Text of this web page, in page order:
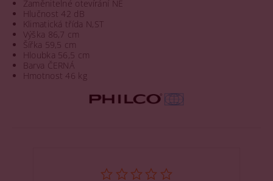
Zaměnitelné otevírání NE
Hlučnost 42 dB
Klimatická třída N,ST
Výška 86,7 cm
Šířka 59,5 cm
Hloubka 56,5 cm
Barva ČERNÁ
Hmotnost 46 kg